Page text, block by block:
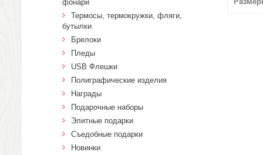
фонари
Термосы, термокружки, фляги,
бутылки
Брелоки
Пледы
USB Флешки
Полиграфические изделия
Награды
Подарочные наборы
Элитные подарки
Cъедобные подарки
Новинки